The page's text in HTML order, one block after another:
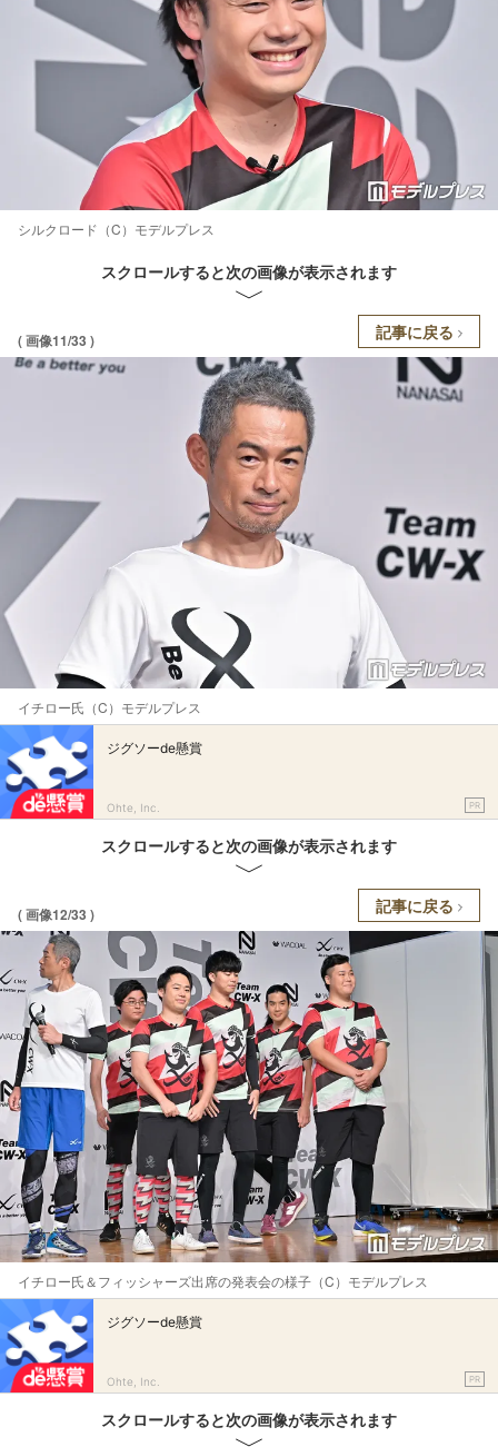
シルクロード（C）モデルプレス
スクロールすると次の画像が表示されます
( 画像11/33 ) 記事に戻る
イチロー氏（C）モデルプレス
ジグソーde懸賞
Ohte, Inc. PR
スクロールすると次の画像が表示されます
( 画像12/33 ) 記事に戻る
イチロー氏＆フィッシャーズ出席の発表会の様子（C）モデルプレス
ジグソーde懸賞
Ohte, Inc. PR
スクロールすると次の画像が表示されます